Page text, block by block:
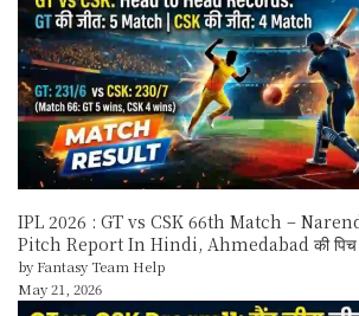
IPL 2026 : GT vs CSK 66th Match –
Pitch Report In Hindi, Ahmedabad की पिच
by Fantasy Team Help
May 21, 2026